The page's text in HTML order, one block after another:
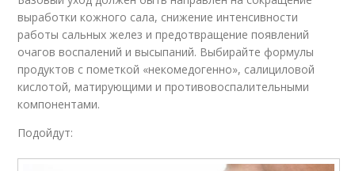
выработки кожного сала, снижение интенсивности
работы сальных желез и предотвращение появлений
очагов воспалений и высыпаний. Выбирайте формулы
продуктов с пометкой «некомедогенно», салициловой
кислотой, матирующими и противовоспалительными
компонентами.
Подойдут: